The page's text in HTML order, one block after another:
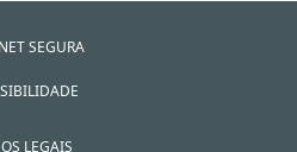
SEGURA
LEGAIS